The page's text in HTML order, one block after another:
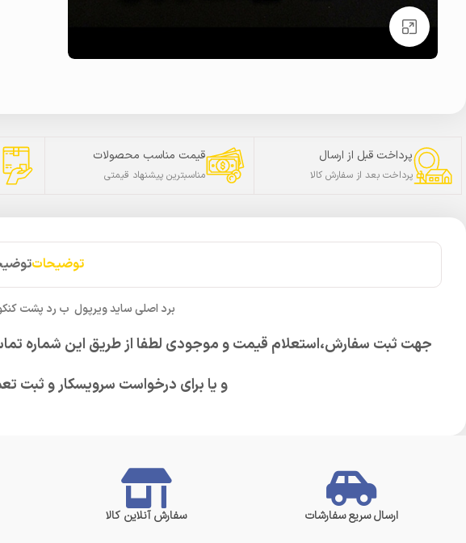
پرداخت قبل از ارسال
پرداخت بعد از سفارش کالا
قیمت مناسب محصولات
مناسبترین پیشنهاد قیمتی
توضیحات
برد اصلی ساید ویرپول ب رد پشت
جهت ثبت سفارش،استعلام قیمت و موجودی لطفا از طریق این شماره
و یا برای درخواست سرویسکار و ثبت
ارسال سریع سفارشات سفارش آنلاین کالا